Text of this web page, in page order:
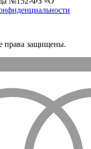
права защищены.